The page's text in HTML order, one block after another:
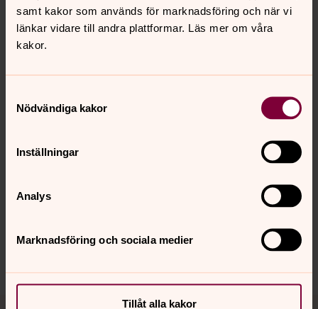
samt kakor som används för marknadsföring och när vi
länkar vidare till andra plattformar. Läs mer om våra
kakor.
Nödvändiga kakor
Inställningar
Analys
Marknadsföring och sociala medier
Tillåt alla kakor
Synpunkter eller frågor på sidans